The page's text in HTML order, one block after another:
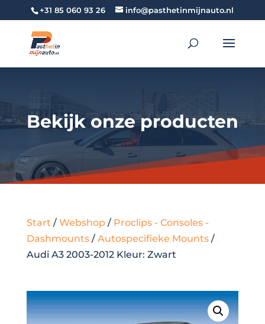
+31 85 060 93 26 info@pasthetinmijnauto.nl
Bekijk onze producten
Start / Webshop/ Proclips - Consoles -
Dashmounts/ Autospecifieke Mounts/
Audi A3 2003-2012 Kleur: Zwart